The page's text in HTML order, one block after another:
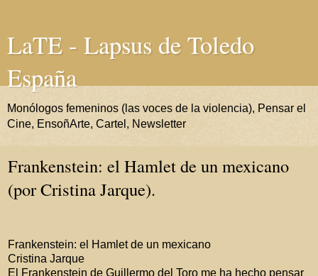
LaTE - Lapsus de Toledo
España
Monólogos femeninos (las voces de la violencia), Pensar el
Cine, EnsoñArte, Cartel, Newsletter
Frankenstein: el Hamlet de un mexicano
(por Cristina Jarque).
Frankenstein: el Hamlet de un mexicano
Cristina Jarque
El Frankenstein de Guillermo del Toro me ha hecho pensar